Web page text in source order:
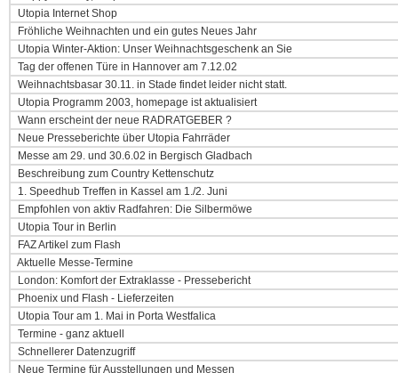
Utopia Internet Shop
Fröhliche Weihnachten und ein gutes Neues Jahr
Utopia Winter-Aktion: Unser Weihnachtsgeschenk an Sie
Tag der offenen Türe in Hannover am 7.12.02
Weihnachtsbasar 30.11. in Stade findet leider nicht statt.
Utopia Programm 2003, homepage ist aktualisiert
Wann erscheint der neue RADRATGEBER ?
Neue Presseberichte über Utopia Fahrräder
Messe am 29. und 30.6.02 in Bergisch Gladbach
Beschreibung zum Country Kettenschutz
1. Speedhub Treffen in Kassel am 1./2. Juni
Empfohlen von aktiv Radfahren: Die Silbermöwe
Utopia Tour in Berlin
FAZ Artikel zum Flash
Aktuelle Messe-Termine
London: Komfort der Extraklasse - Pressebericht
Phoenix und Flash - Lieferzeiten
Utopia Tour am 1. Mai in Porta Westfalica
Termine - ganz aktuell
Schnellerer Datenzugriff
Neue Termine für Ausstellungen und Messen